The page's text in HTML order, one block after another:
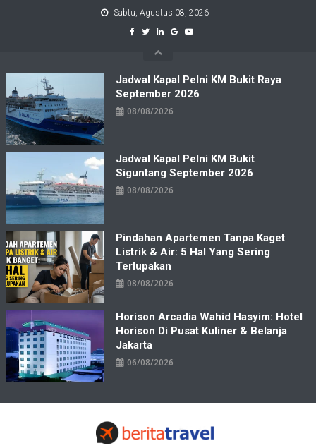
Sabtu, Agustus 08, 2026
Jadwal Kapal Pelni KM Bukit Raya
September 2026
08/08/2026
Jadwal Kapal Pelni KM Bukit
Siguntang September 2026
08/08/2026
Pindahan Apartemen Tanpa Kaget
Listrik & Air: 5 Hal Yang Sering
Terlupakan
08/08/2026
Horison Arcadia Wahid Hasyim: Hotel
Horison Di Pusat Kuliner & Belanja
Jakarta
06/08/2026